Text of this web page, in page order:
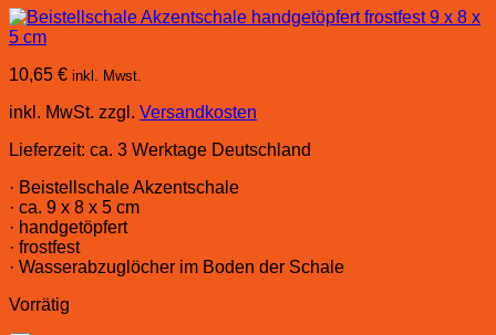
10,65 € inkl. Mwst.
inkl. MwSt. zzgl. Versandkosten
Lieferzeit: ca. 3 Werktage Deutschland
· Beistellschale Akzentschale
· ca. 9 x 8 x 5 cm
· handgetöpfert
· frostfest
· Wasserabzuglöcher im Boden der Schale
Vorrätig